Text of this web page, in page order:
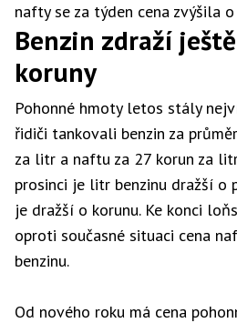
nafty se za týden cena zvýšila
Benzin zdraží
koruny
Pohonné hmoty letos stály
řidiči tankovali benzin za
za litr a naftu za 27 korun za
prosinci je litr benzinu dražší
je dražší o korunu. Ke konci
oproti současné situaci cena
benzinu.
Od nového roku má cena